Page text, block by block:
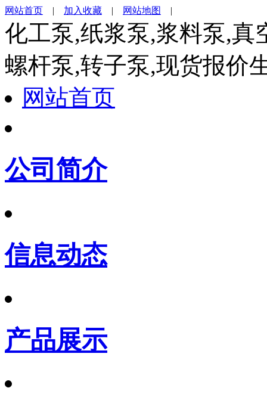
网站首页 | 加入收藏 | 网站地图 |
化工泵,纸浆泵,浆料泵,真
螺杆泵,转子泵,现货报价
网站首页
公司简介
信息动态
产品展示